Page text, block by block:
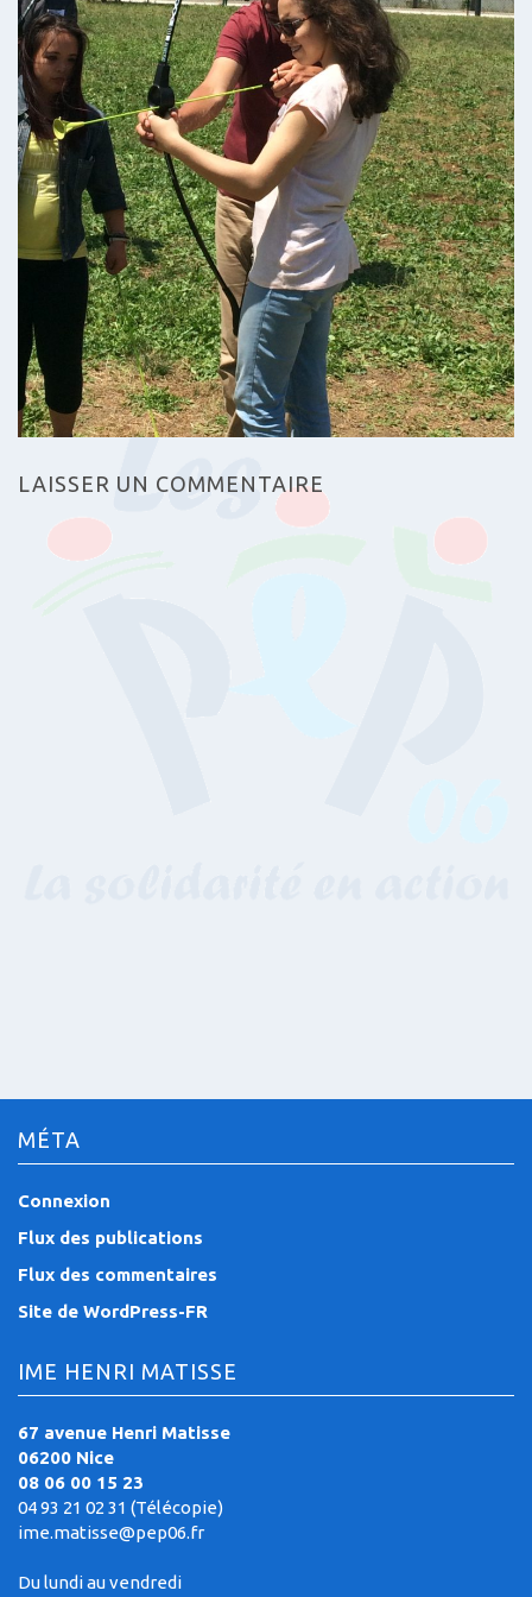
LAISSER UN COMMENTAIRE
MÉTA
Connexion
Flux des publications
Flux des commentaires
Site de WordPress-FR
IME HENRI MATISSE
67 avenue Henri Matisse
06200 Nice
08 06 00 15 23
04 93 21 02 31 (Télécopie)
ime.matisse@pep06.fr
Du lundi au vendredi